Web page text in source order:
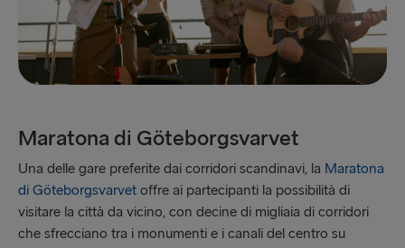
Maratona di Göteborgsvarvet
Una delle gare preferite dai corridori scandinavi, la Maratona
di Göteborgsvarvet offre ai partecipanti la possibilità di
visitare la città da vicino, con decine di migliaia di corridori
che sfrecciano tra i monumenti e i canali del centro su